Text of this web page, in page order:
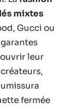
mixtes
Gucci ou
leur
fermée